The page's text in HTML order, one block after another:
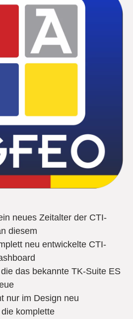
neues Zeitalter der CTI-
diesem
neu entwickelte CTI-
das bekannte TK-Suite ES
nur im Design neu
komplette